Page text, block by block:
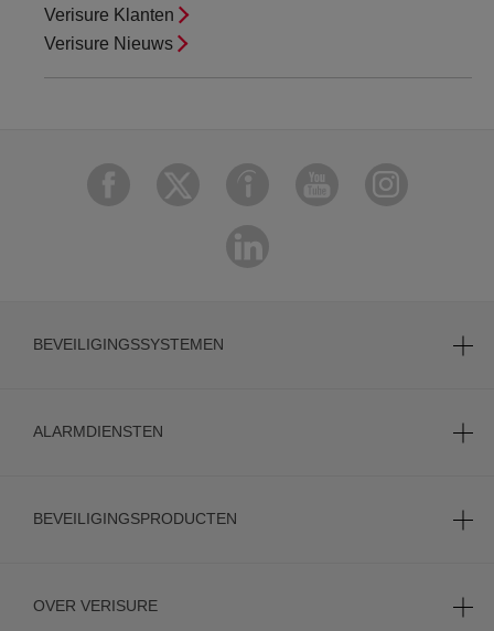
Verisure Klanten
Verisure Nieuws
BEVEILIGINGSSYSTEMEN
ALARMDIENSTEN
BEVEILIGINGSPRODUCTEN
OVER VERISURE